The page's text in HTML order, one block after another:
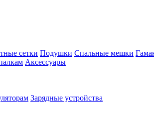
сетки Подушки Спальные мешки
Аксессуары
Зарядные устройства